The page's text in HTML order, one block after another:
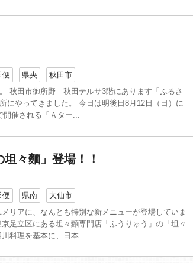
便
県央
秋田市
秋田市御所野 秋田テルサ3階にあります「ふるさ
にやってきました。 今日は明後日8月12日（日）に
開催される「Ａター...
々麵」登場！！
便
県南
大仙市
リアに、なんとも特別な新メニューが登場していま
足立区にある坦々麵専門店「ふうりゅう」の「坦々
料理を基本に、日本...